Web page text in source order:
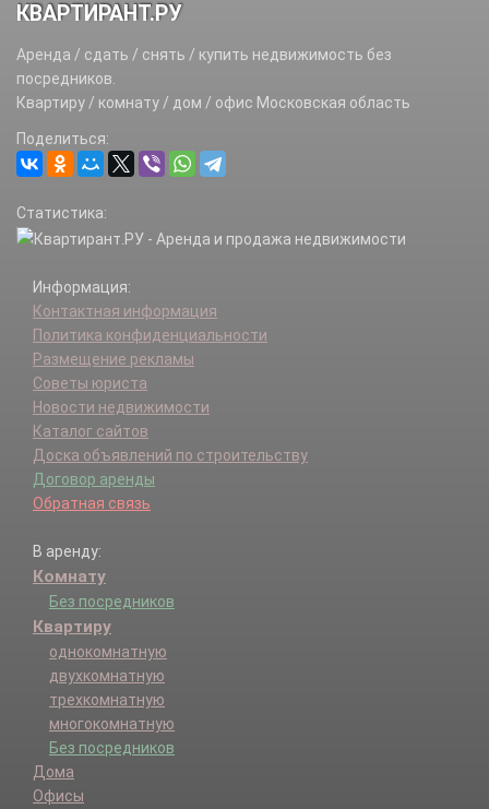
КВАРТИРАНТ.РУ
Аренда / сдать / снять / купить недвижимость без
посредников.
Квартиру / комнату / дом / офис Московская область
Поделиться:
Статистика:
Информация:
Контактная информация
Политика конфиденциальности
Размещение рекламы
Советы юриста
Новости недвижимости
Каталог сайтов
Доска объявлений по строительству
Договор аренды
Обратная связь
В аренду:
Комнату
Без посредников
Квартиру
однокомнатную
двухкомнатную
трехкомнатную
многокомнатную
Без посредников
Дома
Офисы